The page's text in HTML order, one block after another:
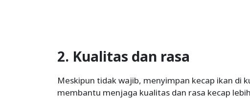
2. Kualitas dan rasa
Meskipun tidak wajib, menyimpan kecap ikan di
membantu menjaga kualitas dan rasa kecap